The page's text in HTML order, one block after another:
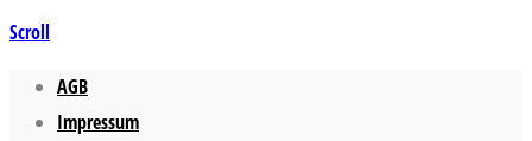
Scroll
AGB
Impressum